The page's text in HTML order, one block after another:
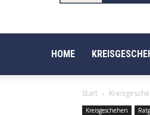
HOME
Start
Kreisgeschehen